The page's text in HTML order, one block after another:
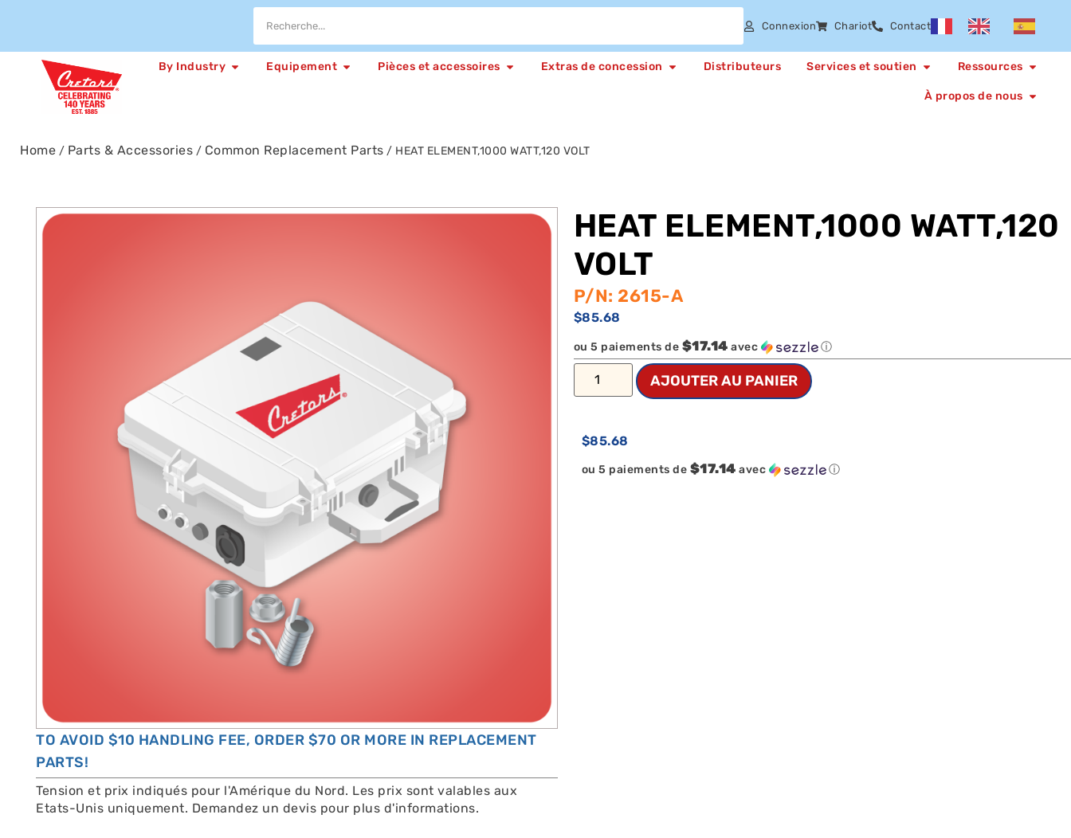
Connexion Chariot Contact
By Industry Equipement Pièces et accessoires Extras de concession Distributeurs Services et soutien Ressources
À propos de nous
Home / Parts & Accessories / Common Replacement Parts / HEAT ELEMENT,1000 WATT,120 VOLT
TO AVOID $10 HANDLING FEE, ORDER $70 OR MORE IN REPLACEMENT
PARTS!
Tension et prix indiqués pour l'Amérique du Nord. Les prix sont valables aux
Etats-Unis uniquement. Demandez un devis pour plus d'informations.
HEAT ELEMENT,1000 WATT,120
VOLT
P/N: 2615-A
$85.68
ou 5 paiements de $17.14 avec ⓘ
AJOUTER AU PANIER
$85.68
ou 5 paiements de $17.14 avec ⓘ